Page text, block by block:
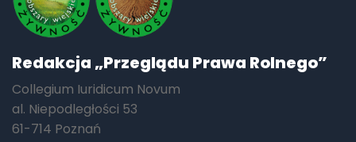
Redakcja „Przeglądu Prawa Rolnego”
Collegium Iuridicum Novum
al. Niepodległości 53
61-714 Poznań